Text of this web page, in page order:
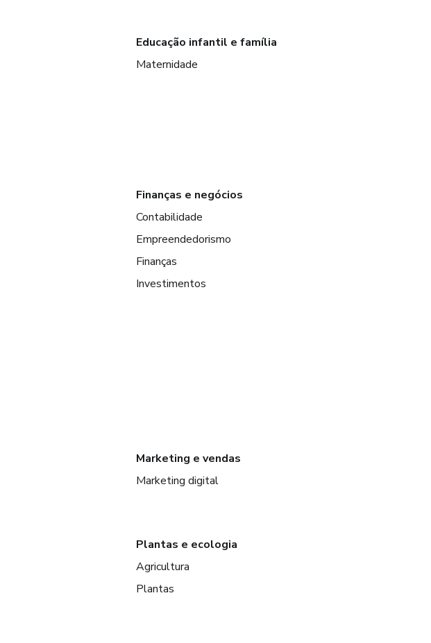
Educação infantil e família
Maternidade
Finanças e negócios
Contabilidade
Empreendedorismo
Finanças
Investimentos
Marketing e vendas
Marketing digital
Plantas e ecologia
Agricultura
Plantas